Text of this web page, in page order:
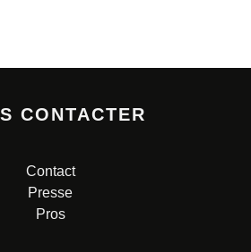
CONTACTER
Contact
Presse
Pros